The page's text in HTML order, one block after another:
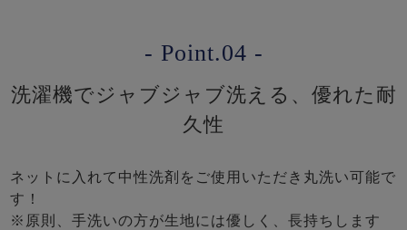
- Point.04 -
洗濯機でジャブジャブ洗える、優れた耐
久性
ネットに入れて中性洗剤をご使用いただき丸洗い可能で
す！
※原則、手洗いの方が生地には優しく、長持ちします